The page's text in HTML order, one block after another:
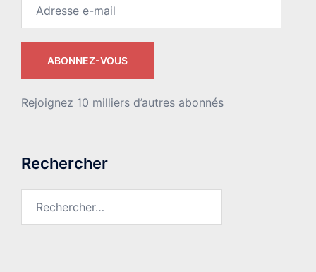
ABONNEZ-VOUS
Rejoignez 10 milliers d’autres abonnés
Rechercher